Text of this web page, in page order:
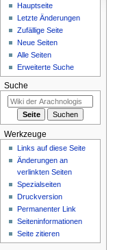
Hauptseite
Letzte Änderungen
Zufällige Seite
Neue Seiten
Alle Seiten
Erweiterte Suche
Suche
Werkzeuge
Links auf diese Seite
Änderungen an
verlinkten Seiten
Spezialseiten
Druckversion
Permanenter Link
Seiten­­informationen
Seite zitieren